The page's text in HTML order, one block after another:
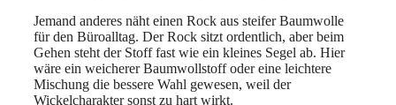
Jemand anderes näht einen Rock aus steifer Baumwolle
für den Büroalltag. Der Rock sitzt ordentlich, aber beim
Gehen steht der Stoff fast wie ein kleines Segel ab. Hier
wäre ein weicherer Baumwollstoff oder eine leichtere
Mischung die bessere Wahl gewesen, weil der
Wickelcharakter sonst zu hart wirkt.